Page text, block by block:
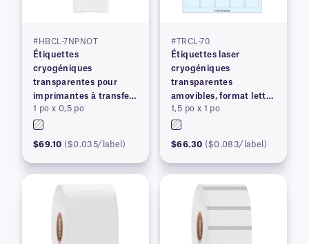
#HBCL-7NPNOT
Étiquettes
cryogéniques
transparentes pour
imprimantes à transfert
thermique
1 po x 0,5 po
$69.10 ($0.035/label)
#TRCL-70
Étiquettes laser
cryogéniques
transparentes
amovibles, format lettre
US
1,5 po x 1 po
$66.30 ($0.083/label)